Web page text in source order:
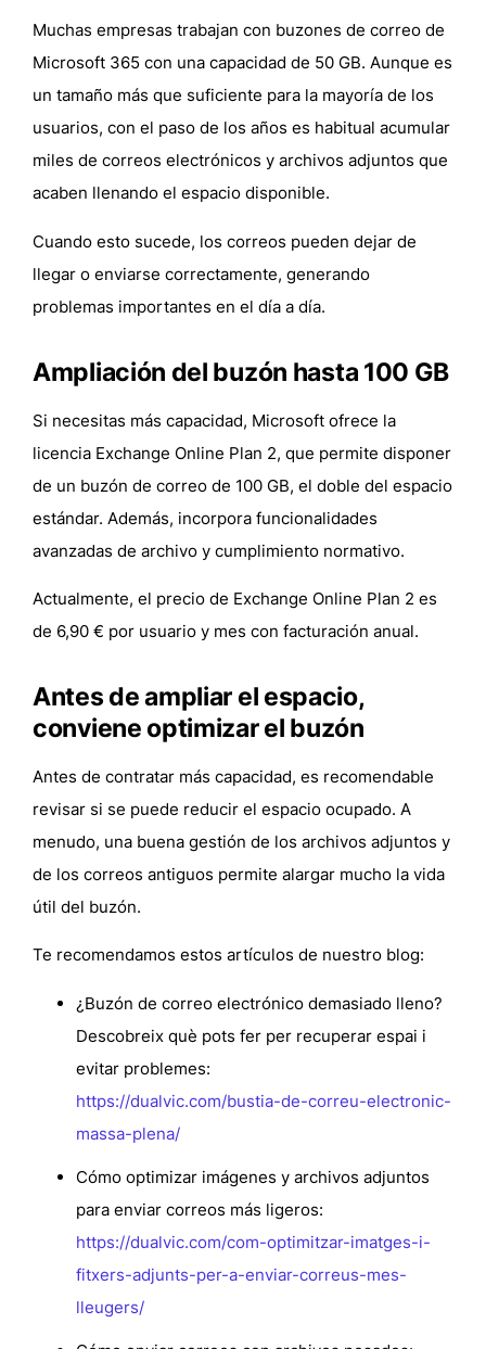
Muchas empresas trabajan con buzones de correo de
Microsoft 365 con una capacidad de 50 GB. Aunque es
un tamaño más que suficiente para la mayoría de los
usuarios, con el paso de los años es habitual acumular
miles de correos electrónicos y archivos adjuntos que
acaben llenando el espacio disponible.
Cuando esto sucede, los correos pueden dejar de
llegar o enviarse correctamente, generando
problemas importantes en el día a día.
Ampliación del buzón hasta 100 GB
Si necesitas más capacidad, Microsoft ofrece la
licencia Exchange Online Plan 2, que permite disponer
de un buzón de correo de 100 GB, el doble del espacio
estándar. Además, incorpora funcionalidades
avanzadas de archivo y cumplimiento normativo.
Actualmente, el precio de Exchange Online Plan 2 es
de 6,90 € por usuario y mes con facturación anual.
Antes de ampliar el espacio,
conviene optimizar el buzón
Antes de contratar más capacidad, es recomendable
revisar si se puede reducir el espacio ocupado. A
menudo, una buena gestión de los archivos adjuntos y
de los correos antiguos permite alargar mucho la vida
útil del buzón.
Te recomendamos estos artículos de nuestro blog:
¿Buzón de correo electrónico demasiado lleno?
Descobreix què pots fer per recuperar espai i
evitar problemes:
https://dualvic.com/bustia-de-correu-electronic-
massa-plena/
Cómo optimizar imágenes y archivos adjuntos
para enviar correos más ligeros:
https://dualvic.com/com-optimitzar-imatges-i-
fitxers-adjunts-per-a-enviar-correus-mes-
lleugers/